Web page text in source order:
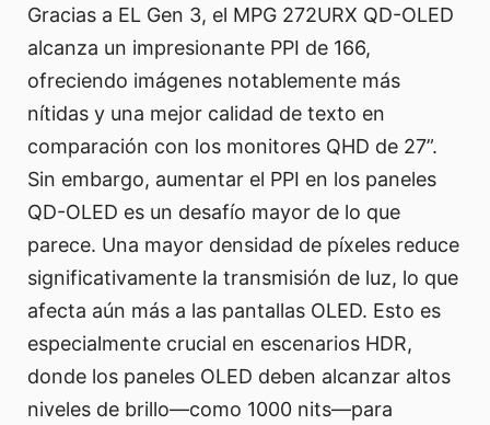
Gracias a EL Gen 3, el MPG 272URX QD-OLED
alcanza un impresionante PPI de 166,
ofreciendo imágenes notablemente más
nítidas y una mejor calidad de texto en
comparación con los monitores QHD de 27”.
Sin embargo, aumentar el PPI en los paneles
QD-OLED es un desafío mayor de lo que
parece. Una mayor densidad de píxeles reduce
significativamente la transmisión de luz, lo que
afecta aún más a las pantallas OLED. Esto es
especialmente crucial en escenarios HDR,
donde los paneles OLED deben alcanzar altos
niveles de brillo—como 1000 nits—para